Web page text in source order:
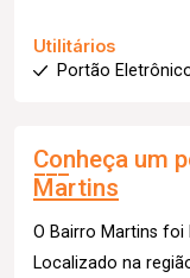
Utilitários
Portão
Conheça um
Martins
O Bairro Martins foi
Localizado na